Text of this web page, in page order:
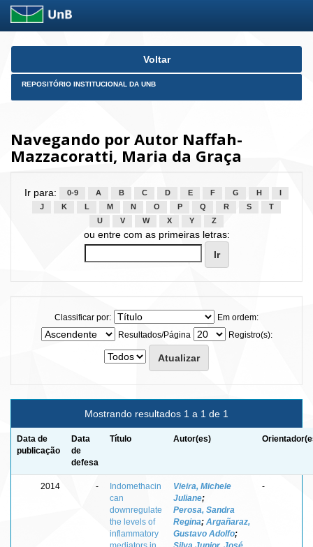
Skip
Voltar
REPOSITÓRIO INSTITUCIONAL DA UNB
Navegando por Autor Naffah-
Mazzacoratti, Maria da Graça
Ir para: 0-9 A B C D E F G H
J
K L M N O P Q R S
T
U
V W X Y Z
ou entre com as primeiras letras:
Classificar por:
Em ordem:
Resultados/Página
Registro(s):
Mostrando resultados 1 a 1 de 1
Data de
publicação
Data
de
defesa
Título Autor(es)
2014 -
Indomethacin
can
downregulate
the levels of
inflammatory
Vieira, Michele
Juliane;
Perosa, Sandra
Regina; Argañaraz,
Gustavo Adolfo;
-